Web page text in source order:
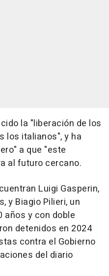
la "liberación de los
los italianos", y ha
a que "este
al futuro cercano.
Luigi Gasperin,
y Biagio Pilieri, un
años y con doble
detenidos en 2024
contra el Gobierno
del diario